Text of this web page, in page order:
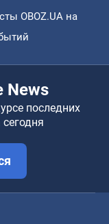
OBOZ.UA на
News
последних